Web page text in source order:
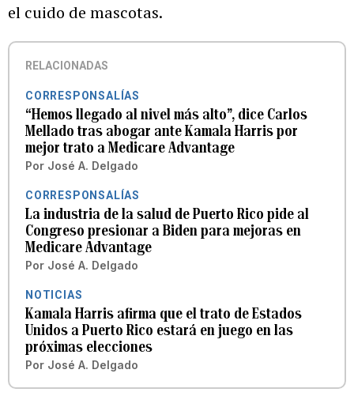
el cuido de mascotas.
RELACIONADAS
CORRESPONSALÍAS
“Hemos llegado al nivel más alto”, dice Carlos
Mellado tras abogar ante Kamala Harris por
mejor trato a Medicare Advantage
Por José A. Delgado
CORRESPONSALÍAS
La industria de la salud de Puerto Rico pide al
Congreso presionar a Biden para mejoras en
Medicare Advantage
Por José A. Delgado
NOTICIAS
Kamala Harris afirma que el trato de Estados
Unidos a Puerto Rico estará en juego en las
próximas elecciones
Por José A. Delgado